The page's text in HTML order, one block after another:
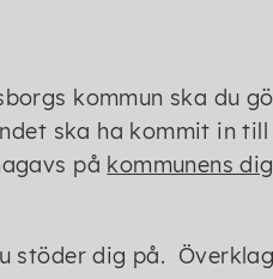
kommun ska du
ska ha kommit in till
på kommunens
stöder dig på.